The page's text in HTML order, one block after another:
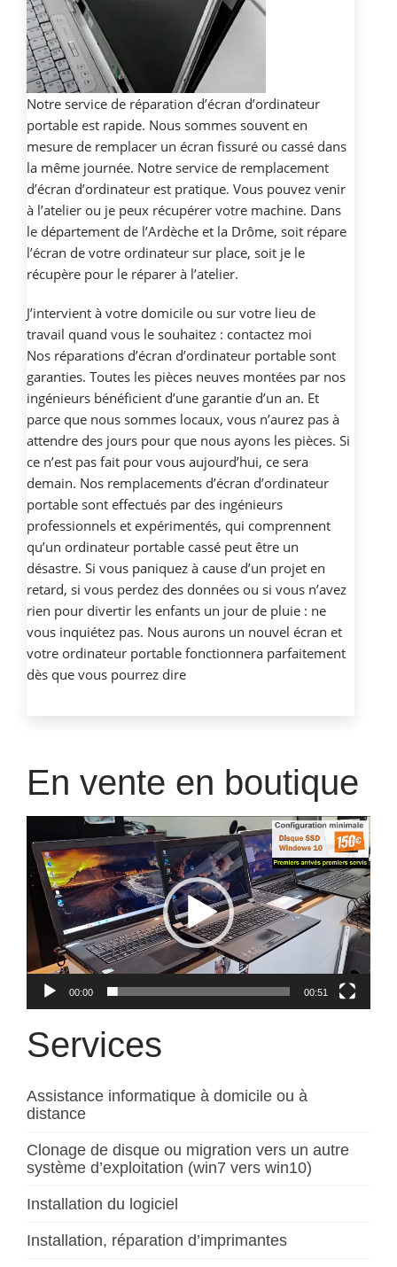
Notre service de réparation d’écran d’ordinateur
portable est rapide. Nous sommes souvent en
mesure de remplacer un écran fissuré ou cassé dans
la même journée. Notre service de remplacement
d’écran d’ordinateur est pratique. Vous pouvez venir
à l’atelier ou je peux récupérer votre machine. Dans
le département de l’Ardèche et la Drôme, soit répare
l’écran de votre ordinateur sur place, soit je le
récupère pour le réparer à l’atelier.
J’intervient à votre domicile ou sur votre lieu de
travail quand vous le souhaitez : contactez moi
Nos réparations d’écran d’ordinateur portable sont
garanties. Toutes les pièces neuves montées par nos
ingénieurs bénéficient d’une garantie d’un an. Et
parce que nous sommes locaux, vous n’aurez pas à
attendre des jours pour que nous ayons les pièces. Si
ce n’est pas fait pour vous aujourd’hui, ce sera
demain. Nos remplacements d’écran d’ordinateur
portable sont effectués par des ingénieurs
professionnels et expérimentés, qui comprennent
qu’un ordinateur portable cassé peut être un
désastre. Si vous paniquez à cause d’un projet en
retard, si vous perdez des données ou si vous n’avez
rien pour divertir les enfants un jour de pluie : ne
vous inquiétez pas. Nous aurons un nouvel écran et
votre ordinateur portable fonctionnera parfaitement
dès que vous pourrez dire
En vente en boutique
vidéo
00:00 00:51
Services
Assistance informatique à domicile ou à
distance
Clonage de disque ou migration vers un autre
système d’exploitation (win7 vers win10)
Installation du logiciel
Installation, réparation d’imprimantes